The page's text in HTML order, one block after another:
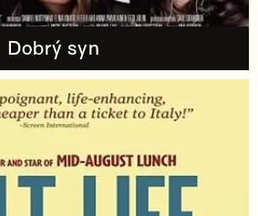
Dobrý syn